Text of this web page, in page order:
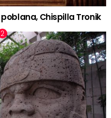
Chispilla Tronik